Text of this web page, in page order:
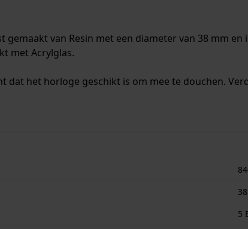
gemaakt van Resin met een diameter van 38 mm
met Acrylglas.
dat het horloge geschikt is om mee te douchen.
5